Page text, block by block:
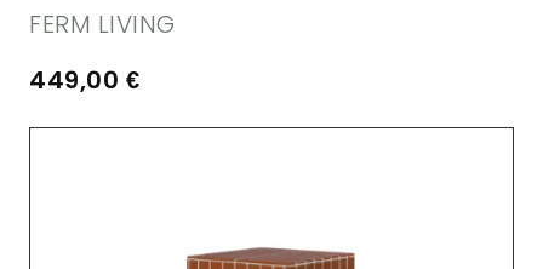
FERM LIVING
449,00 €